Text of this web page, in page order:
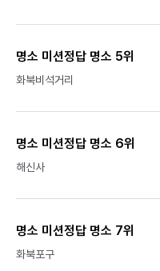
명소 미션정답 명소 5위
화북비석거리
명소 미션정답 명소 6위
해신사
명소 미션정답 명소 7위
화북포구